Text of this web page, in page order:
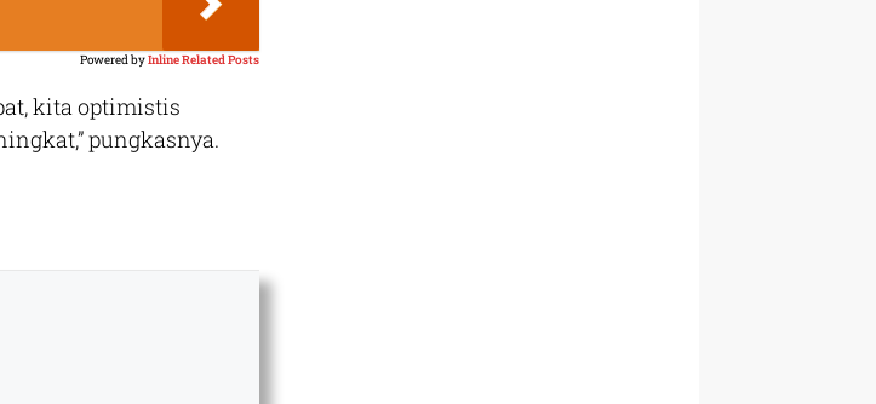
Powered byInline Related Posts
kita optimistis
pungkasnya.